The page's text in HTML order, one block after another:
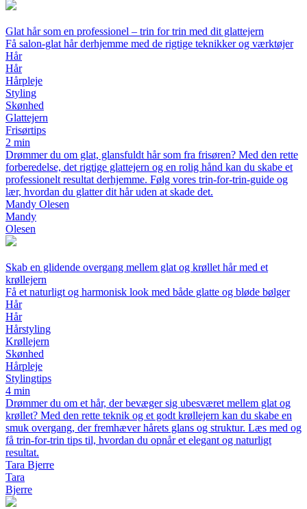
Glat hår som en professionel – trin for trin med dit glattejern
Få salon-glat hår derhjemme med de rigtige teknikker og værktøjer
Hår
Hår
Hårpleje
Styling
Skønhed
Glattejern
Frisørtips
2 min
Drømmer du om glat, glansfuldt hår som fra frisøren? Med den rette
forberedelse, det rigtige glattejern og en rolig hånd kan du skabe et
professionelt resultat derhjemme. Følg vores trin-for-trin-guide og
lær, hvordan du glatter dit hår uden at skade det.
Mandy Olesen
Mandy
Olesen
Skab en glidende overgang mellem glat og krøllet hår med et
krøllejern
Få et naturligt og harmonisk look med både glatte og bløde bølger
Hår
Hår
Hårstyling
Krøllejern
Skønhed
Hårpleje
Stylingtips
4 min
Drømmer du om et hår, der bevæger sig ubesværet mellem glat og
krøllet? Med den rette teknik og et godt krøllejern kan du skabe en
smuk overgang, der fremhæver hårets glans og struktur. Læs med og
få trin-for-trin tips til, hvordan du opnår et elegant og naturligt
resultat.
Tara Bjerre
Tara
Bjerre